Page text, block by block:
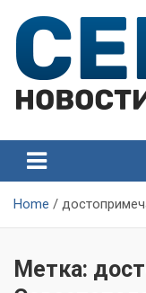
content
Севастополя
Home
Метка: